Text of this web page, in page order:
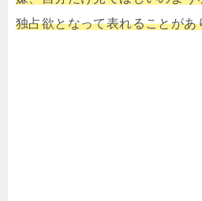
独占欲となって表れることがあ